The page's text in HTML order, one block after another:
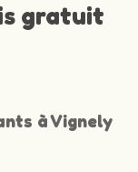
gratuit
à Vignely